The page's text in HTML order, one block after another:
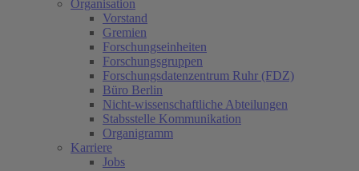
Organisation
Vorstand
Gremien
Forschungseinheiten
Forschungsgruppen
Forschungsdatenzentrum Ruhr (FDZ)
Büro Berlin
Nicht-wissenschaftliche Abteilungen
Stabsstelle Kommunikation
Organigramm
Karriere
Jobs